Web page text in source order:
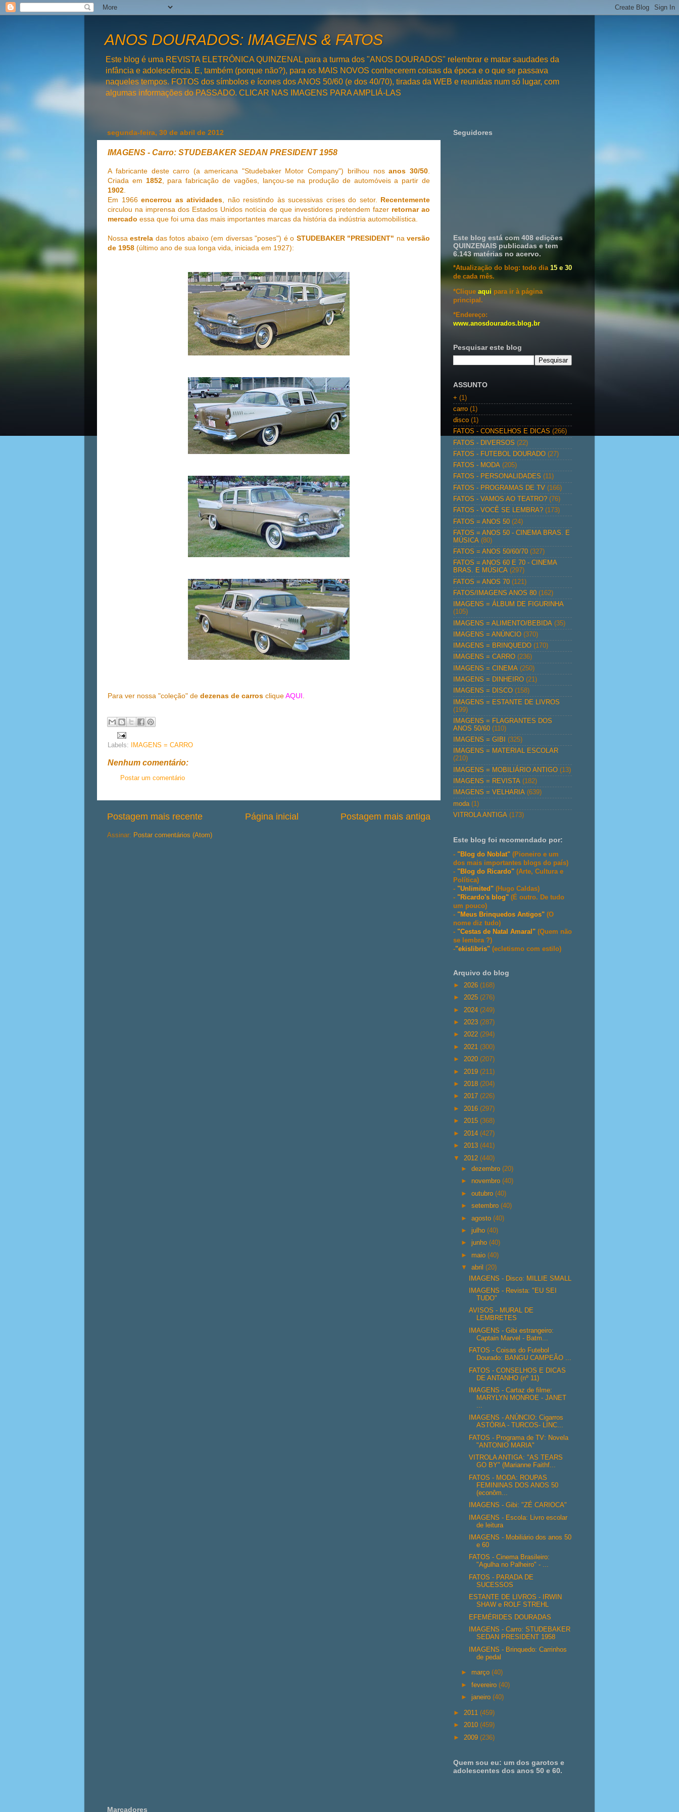
ANOS DOURADOS: IMAGENS & FATOS
Este blog é uma REVISTA ELETRÔNICA QUINZENAL para a turma dos "ANOS DOURADOS" relembrar e matar saudades da
infância e adolescência. E, também (porque não?), para os MAIS NOVOS conhecerem coisas da época e o que se passava
naqueles tempos. FOTOS dos símbolos e ícones dos ANOS 50/60 (e dos 40/70), tiradas da WEB e reunidas num só lugar, com
algumas informações do PASSADO. CLICAR NAS IMAGENS PARA AMPLIÁ-LAS
segunda-feira, 30 de abril de 2012
IMAGENS - Carro: STUDEBAKER SEDAN PRESIDENT 1958
A fabricante deste carro (a americana "Studebaker Motor Company") brilhou nosanos 30/50.
Criada em 1852, para fabricação de vagões, lançou-se na produção de automóveis a partir de
1902.
Em 1966encerrou as atividades, não resistindo às sucessivas crises do setor. Recentemente
circulou na imprensa dos Estados Unidos notícia de que investidores pretendem fazer retornar ao
mercado essa que foi uma das mais importantes marcas da história da indústria automobilística.
Nossaestrela das fotos abaixo (em diversas "poses") é o STUDEBAKER "PRESIDENT" naversão
de 1958 (último ano de sua longa vida, iniciada em 1927):
Para ver nossa "coleção" de dezenas de carros cliqueAQUI.
Labels: IMAGENS = CARRO
Nenhum comentário:
Postar um comentário
Postagem mais recente Postagem mais antiga
Página inicial
Assinar: Postar comentários (Atom)
Seguidores
Este blog está com 408 edições
QUINZENAIS publicadas e tem
6.143 matérias no acervo.
*Atualização do blog: todo dia 15 e 30
de cada mês.
*Clique aqui para ir à página
principal.
*Endereço:
www.anosdourados.blog.br
Pesquisar este blog
ASSUNTO
+ (1)
carro (1)
disco (1)
FATOS - CONSELHOS E DICAS (266)
FATOS - DIVERSOS (22)
FATOS - FUTEBOL DOURADO (27)
FATOS - MODA (205)
FATOS - PERSONALIDADES (11)
FATOS - PROGRAMAS DE TV (166)
FATOS - VAMOS AO TEATRO? (76)
FATOS - VOCÊ SE LEMBRA? (173)
FATOS = ANOS 50 (24)
FATOS = ANOS 50 - CINEMA BRAS. E
MÚSICA (80)
FATOS = ANOS 50/60/70 (327)
FATOS = ANOS 60 E 70 - CINEMA
BRAS. E MÚSICA (297)
FATOS = ANOS 70 (121)
FATOS/IMAGENS ANOS 80 (162)
IMAGENS = ÁLBUM DE FIGURINHA
(105)
IMAGENS = ALIMENTO/BEBIDA (35)
IMAGENS = ANÚNCIO (370)
IMAGENS = BRINQUEDO (170)
IMAGENS = CARRO (236)
IMAGENS = CINEMA (250)
IMAGENS = DINHEIRO (21)
IMAGENS = DISCO (158)
IMAGENS = ESTANTE DE LIVROS
(199)
IMAGENS = FLAGRANTES DOS
ANOS 50/60 (110)
IMAGENS = GIBI
(325)
IMAGENS = MATERIAL ESCOLAR
(210)
IMAGENS = MOBILIÁRIO ANTIGO (13)
IMAGENS = REVISTA (182)
IMAGENS = VELHARIA (639)
moda (1)
VITROLA ANTIGA (173)
Este blog foi recomendado por:
- "Blog do Noblat" (Pioneiro e um
dos mais importantes blogs do país)
- "Blog do Ricardo" (Arte, Cultura e
Política)
- "Unlimited" (Hugo Caldas)
- "Ricardo's blog" (É outro. De tudo
um pouco)
- "Meus Brinquedos Antigos" (O
nome diz tudo)
- "Cestas de Natal Amaral" (Quem não
se lembra ?)
-"ekislibris" (ecletismo com estilo)
Arquivo do blog
► 2026 (168)
► 2025 (276)
► 2024 (249)
► 2023 (287)
► 2022 (294)
► 2021 (300)
► 2020 (207)
► 2019 (211)
► 2018 (204)
► 2017 (226)
► 2016 (297)
► 2015 (368)
► 2014 (427)
► 2013 (441)
▼ 2012 (440)
►dezembro(20)
► novembro(40)
►outubro(40)
►setembro(40)
►agosto(40)
►julho(40)
►junho(40)
► maio(40)
▼abril(20)
IMAGENS - Disco: MILLIE SMALL
IMAGENS - Revista: "EU SEI
TUDO"
AVISOS - MURAL DE
LEMBRETES
IMAGENS - Gibi estrangeiro:
Captain Marvel - Batm...
FATOS - Coisas do Futebol
Dourado: BANGU CAMPEÃO ...
FATOS - CONSELHOS E DICAS
DE ANTANHO (nº 11)
IMAGENS - Cartaz de filme:
MARYLYN MONROE - JANET
...
IMAGENS - ANÚNCIO: Cigarros
ASTÓRIA - TURCOS- LINC...
FATOS - Programa de TV: Novela
"ANTONIO MARIA"
VITROLA ANTIGA: "AS TEARS
GO BY" (Marianne Faithf...
FATOS - MODA: ROUPAS
FEMININAS DOS ANOS 50
(econôm...
IMAGENS - Gibi: "ZÉ CARIOCA"
IMAGENS - Escola: Livro escolar
de leitura
IMAGENS - Mobiliário dos anos 50
e 60
FATOS - Cinema Brasileiro:
"Agulha no Palheiro" - ...
FATOS - PARADA DE
SUCESSOS
ESTANTE DE LIVROS - IRWIN
SHAW e ROLF STREHL
EFEMÉRIDES DOURADAS
IMAGENS - Carro: STUDEBAKER
SEDAN PRESIDENT 1958
IMAGENS - Brinquedo: Carrinhos
de pedal
► março(40)
►fevereiro(40)
►janeiro(40)
► 2011 (459)
► 2010 (459)
► 2009 (236)
Quem sou eu: um dos garotos e
adolescentes dos anos 50 e 60.
Marcadores